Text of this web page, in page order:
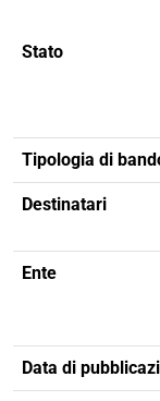
Stato
Tipologia di
Destinatari
Ente
Data di